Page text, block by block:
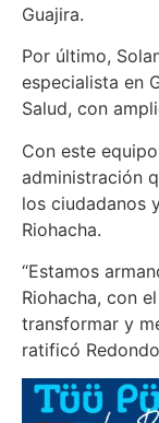
Guajira.
Por último,
especialista en
Salud, con
Con este
administración
los ciudadanos
Riohacha.
“Estamos
Riohacha, con
transformar y
ratificó